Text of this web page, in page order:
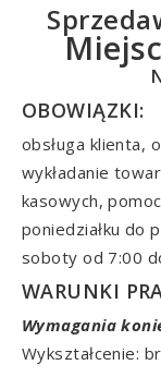
OBOWIĄZKI:
obsługa klienta,
wykładanie
kasowych,
poniedziałku do
soboty od 7:00
WARUNKI
Wymagania
Wykształcenie: